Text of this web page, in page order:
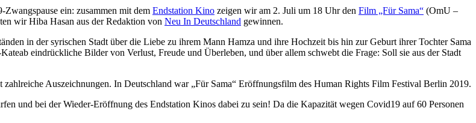
ein: zusammen mit dem Endstation Kino zeigen wir am 2. Juli um 18 Uhr den Film „Für Sama“ (OmU –
wir Hiba Hasan aus der Redaktion von Neu In Deutschland gewinnen.
in der syrischen Stadt über die Liebe zu ihrem Mann Hamza und ihre Hochzeit bis hin zur Geburt ihrer Tochter Sama
eindrückliche Bilder von Verlust, Freude und Überleben, und über allem schwebt die Frage: Soll sie aus der Stadt
Auszeichnungen. In Deutschland war „Für Sama“ Eröffnungsfilm des Human Rights Film Festival Berlin 2019.
und bei der Wieder-Eröffnung des Endstation Kinos dabei zu sein! Da die Kapazität wegen Covid19 auf 60 Personen